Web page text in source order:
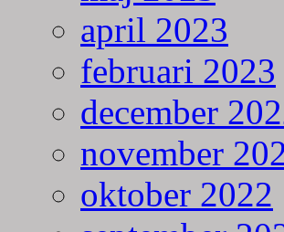
april 2023
februari 2023
december
november
oktober 2022